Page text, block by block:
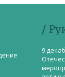
/
9